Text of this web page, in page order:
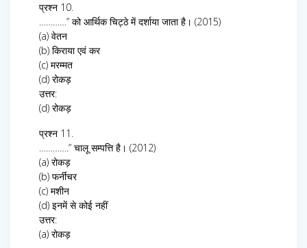
प्रश्न 10.
…………” को आर्थिक चिट्ठे में दर्शाया जाता है। (2015)
(a) वेतन
(b) किराया एवं कर
(c) मरम्मत
(d) रोकड़
उत्तर:
(d) रोकड़
प्रश्न 11.
………….” चालू सम्पत्ति है। (2012)
(a) रोकड़
(b) फर्नीचर
(c) मशीन
(d) इनमें से कोई नहीं
उत्तर:
(a) रोकड़